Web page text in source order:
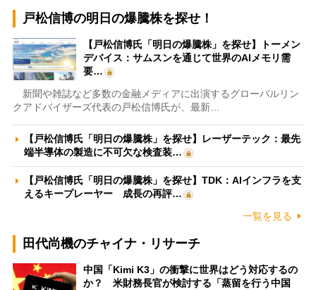
戸松信博の明日の爆騰株を探せ！
【戸松信博氏「明日の爆騰株」を探せ】トーメン
デバイス：サムスンを通じて世界のAIメモリ需
要…
新聞や雑誌など多数の金融メディアに出演するグローバルリン
クアドバイザーズ代表の戸松信博氏が、最新…
【戸松信博氏「明日の爆騰株」を探せ】レーザーテック：最先
端半導体の製造に不可欠な検査装…
【戸松信博氏「明日の爆騰株」を探せ】TDK：AIインフラを支
えるキープレーヤー 成長の再評…
一覧を見る
田代尚機のチャイナ・リサーチ
中国「Kimi K3」の衝撃に世界はどう対応するの
か？ 米財務長官が検討する「蒸留を行う中国